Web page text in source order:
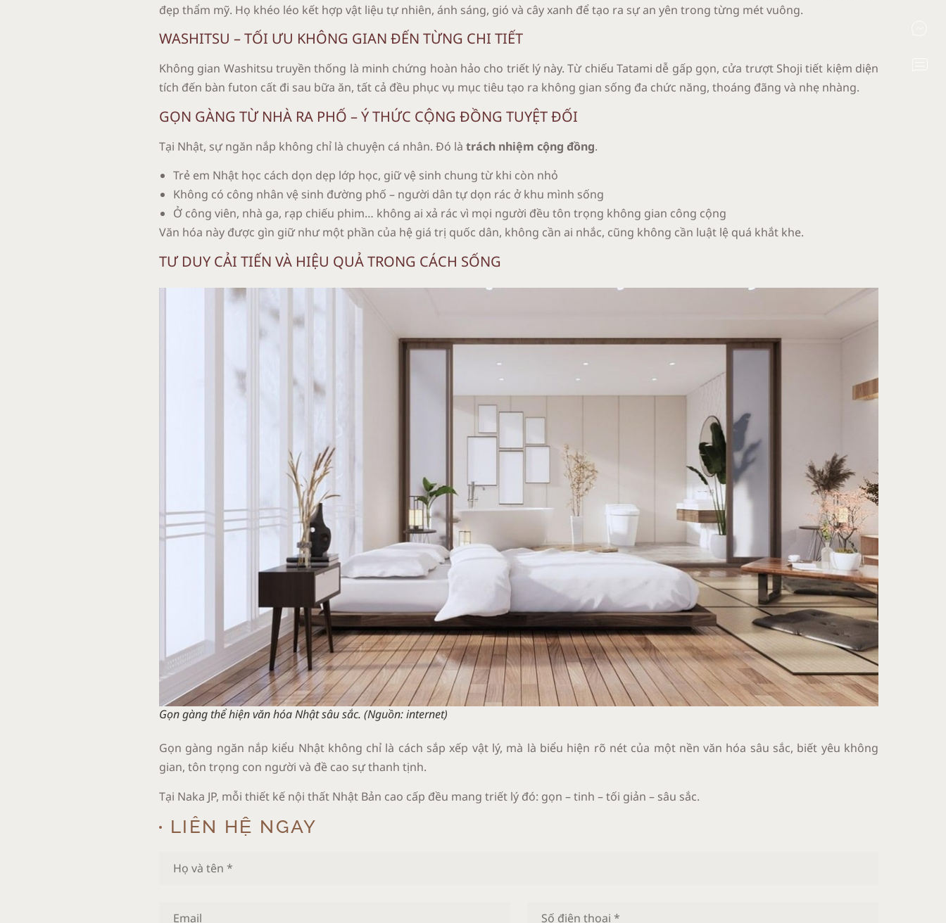
đẹp thẩm mỹ. Họ khéo léo kết hợp vật liệu tự nhiên, ánh sáng, gió và cây xanh để tạo ra sự an yên trong từng mét vuông.
WASHITSU – TỐI ƯU KHÔNG GIAN ĐẾN TỪNG CHI TIẾT
Không gian Washitsu truyền thống là minh chứng hoàn hảo cho triết lý này. Từ chiếu Tatami dễ gấp gọn, cửa trượt Shoji tiết kiệm diện
tích đến bàn futon cất đi sau bữa ăn, tất cả đều phục vụ mục tiêu tạo ra không gian sống đa chức năng, thoáng đãng và nhẹ nhàng.
GỌN GÀNG TỪ NHÀ RA PHỐ – Ý THỨC CỘNG ĐỒNG TUYỆT ĐỐI
Tại Nhật, sự ngăn nắp không chỉ là chuyện cá nhân. Đó là trách nhiệm cộng đồng.
Trẻ em Nhật học cách dọn dẹp lớp học, giữ vệ sinh chung từ khi còn nhỏ
Không có công nhân vệ sinh đường phố – người dân tự dọn rác ở khu mình sống
Ở công viên, nhà ga, rạp chiếu phim… không ai xả rác vì mọi người đều tôn trọng không gian công cộng
Văn hóa này được gìn giữ như một phần của hệ giá trị quốc dân, không cần ai nhắc, cũng không cần luật lệ quá khắt khe.
TƯ DUY CẢI TIẾN VÀ HIỆU QUẢ TRONG CÁCH SỐNG
Gọn gàng thể hiện văn hóa Nhật sâu sắc. (Nguồn: internet)
Gọn gàng ngăn nắp kiểu Nhật không chỉ là cách sắp xếp vật lý, mà là biểu hiện rõ nét của một nền văn hóa sâu sắc, biết yêu không
gian, tôn trọng con người và đề cao sự thanh tịnh.
Tại Naka JP, mỗi thiết kế nội thất Nhật Bản cao cấp đều mang triết lý đó: gọn – tinh – tối giản – sâu sắc.
LIÊN HỆ NGAY